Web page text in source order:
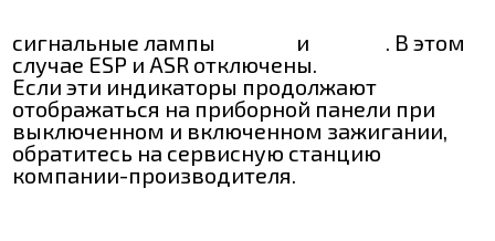
сигнальные лампы и
. В этом
случае ESP и ASR отключены.
Если эти индикаторы продолжают
отображаться на приборной панели при
выключенном и включенном зажигании,
обратитесь на сервисную станцию
компании-производителя.